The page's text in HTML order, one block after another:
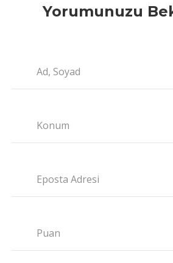
Yorumunuzu
Ad, Soyad
Konum
Eposta Adresi
Puan